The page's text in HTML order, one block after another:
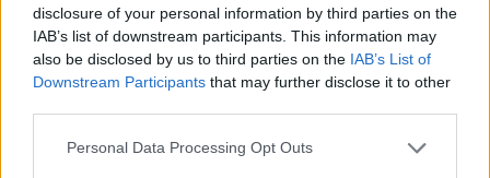
disclosure of your personal information by third parties on the
IAB’s list of downstream participants. This information may
also be disclosed by us to third parties on the IAB’s List of
Downstream Participants that may further disclose it to other
Please note that this website/app uses one or more Google
Personal Data Processing Opt Outs